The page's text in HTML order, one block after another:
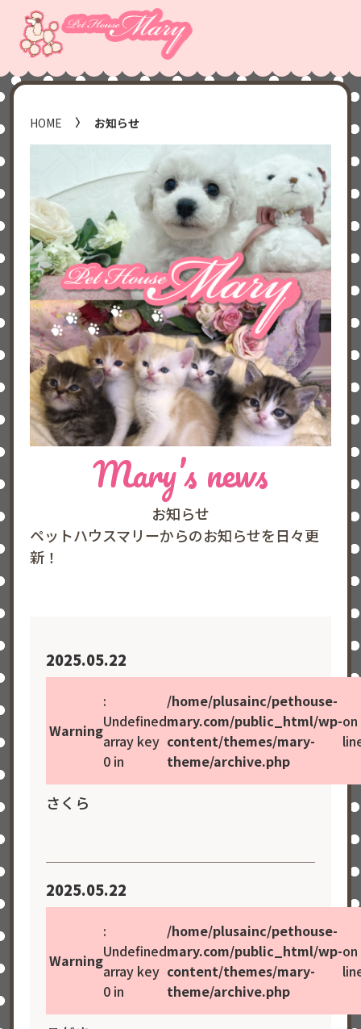
HOME お知らせ
Mary’s news
お知らせ
ペットハウスマリーからのお知らせを日々更
新！
2025.05.22
Warning
:
Undefined
array key
0 in
/home/plusainc/pethouse-
mary.com/public_html/wp-
content/themes/mary-
theme/archive.php
on
さくら
2025.05.22
Warning
:
Undefined
array key
0 in
/home/plusainc/pethouse-
mary.com/public_html/wp-
content/themes/mary-
theme/archive.php
on